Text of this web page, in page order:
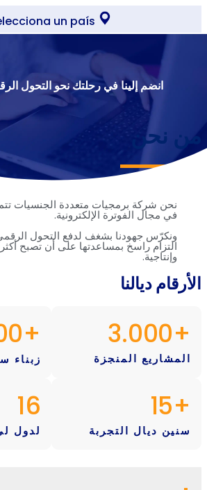
انضم إلينا في رحلتك نحو التحول
من نحن
نحن شركة برمجيات متعددة الجنسيات
في مجال الفوترة الإلكترونية.
ونكرّس جهودنا بشغف لدفع التحول
التزام راسخ بمساعدتها على أن تصبح أكثر
وإنتاجية.
الأرقام ديالنا
المشاريع المنجزة
+
3.000
زبناء
+
سنين ديال التجربة
+
15
لدول
16